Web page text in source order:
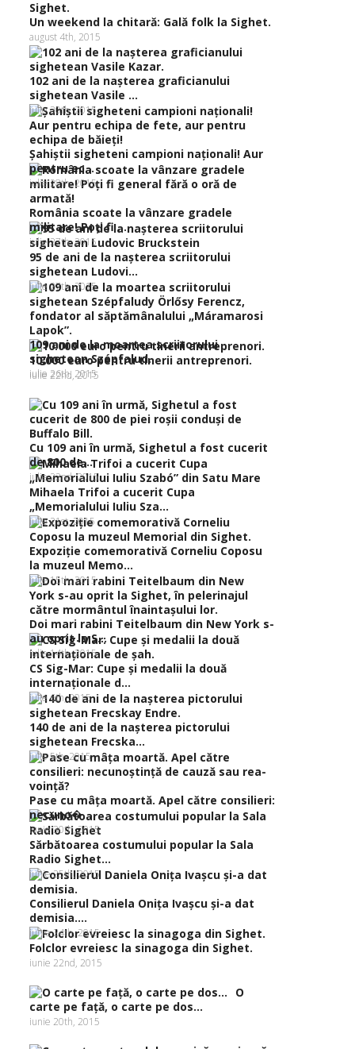
Un weekend la chitară: Gală folk la Sighet.
august 4th, 2015
102 ani de la naşterea graficianului
sighetean Vasile ...
iulie 30th, 2015
Şahiştii sigheteni campioni naţionali! Aur
pentru ec...
iulie 28th, 2015
România scoate la vânzare gradele
militare! Poţi fi ...
iulie 27th, 2015
95 de ani de la naşterea scriitorului
sighetean Ludovi...
iulie 27th, 2015
109 ani de la moartea scriitorului
sighetean Szépfalud...
iulie 26th, 2015
10.000 euro pentru tinerii antreprenori.
iulie 22nd, 2015
Cu 109 ani în urmă, Sighetul a fost cucerit
de 800 de...
iulie 22nd, 2015
Mihaela Trifoi a cucerit Cupa
„Memorialului Iuliu Sza...
iulie 21st, 2015
Expoziţie comemorativă Corneliu Coposu
la muzeul Memo...
iulie 15th, 2015
Doi mari rabini Teitelbaum din New York s-
au oprit la S...
iulie 14th, 2015
CS Sig-Mar: Cupe şi medalii la două
internaţionale d...
iulie 6th, 2015
140 de ani de la naşterea pictorului
sighetean Frecska...
iulie 5th, 2015
Pase cu mâţa moartă. Apel către consilieri:
necuno�...
iunie 30th, 2015
Sărbătoarea costumului popular la Sala
Radio Sighet...
iunie 25th, 2015
Consilierul Daniela Oniţa Ivaşcu şi-a dat
demisia....
iunie 24th, 2015
Folclor evreiesc la sinagoga din Sighet.
iunie 22nd, 2015
O
carte pe faţă, o carte pe dos…
iunie 20th, 2015